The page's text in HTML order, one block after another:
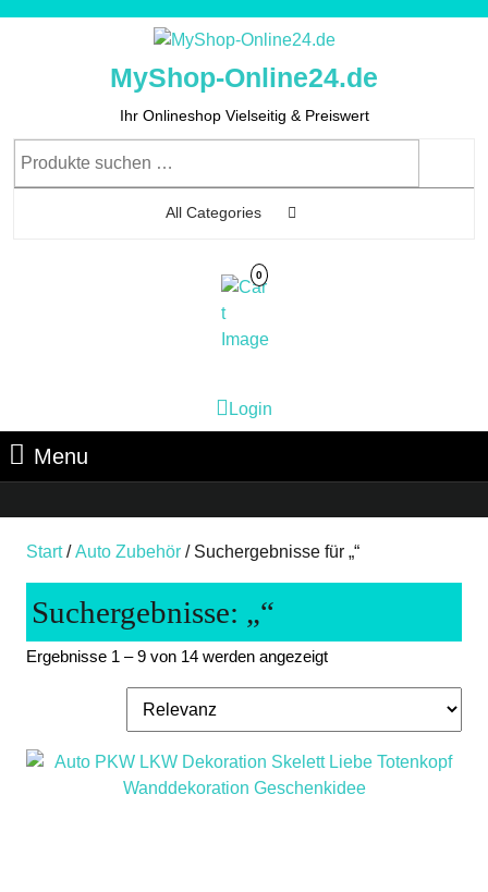
MyShop-Online24.de
Ihr Onlineshop Vielseitig & Preiswert
All Categories
0
Login
Menu
Start/Auto Zubehör / Suchergebnisse für „“
Suchergebnisse: „“
Ergebnisse 1 – 9 von 14 werden angezeigtNach
Aktualität